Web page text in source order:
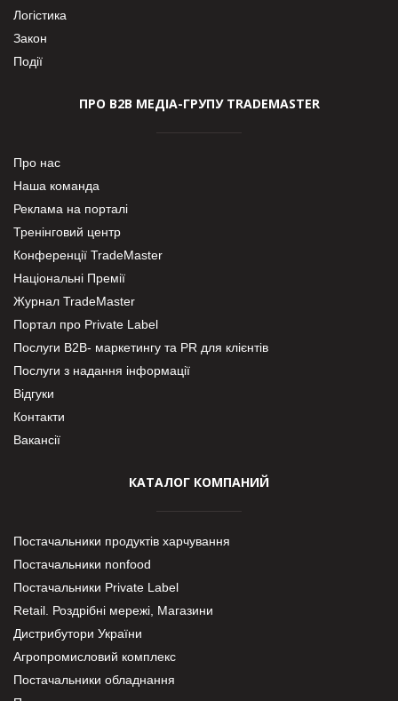
Логістика
Закон
Події
ПРО В2В МЕДІА-ГРУПУ TRADEMASTER
Про нас
Наша команда
Реклама на порталі
Тренінговий центр
Конференції TradeMaster
Національні Премії
Журнал TradeMaster
Портал про Private Label
Послуги В2В- маркетингу та PR для клієнтів
Послуги з надання інформації
Відгуки
Контакти
Вакансії
КАТАЛОГ КОМПАНИЙ
Постачальники продуктів харчування
Постачальники nonfood
Постачальники Private Label
Retail. Роздрібні мережі, Магазини
Дистрибутори України
Агропромисловий комплекс
Постачальники обладнання